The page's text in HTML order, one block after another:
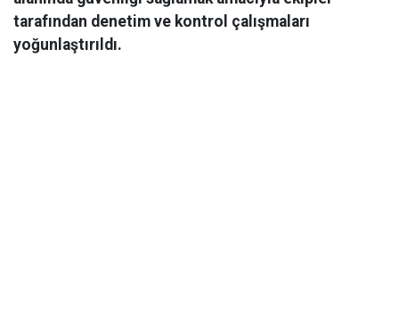
tarafından denetim ve kontrol çalışmaları
yoğunlaştırıldı.